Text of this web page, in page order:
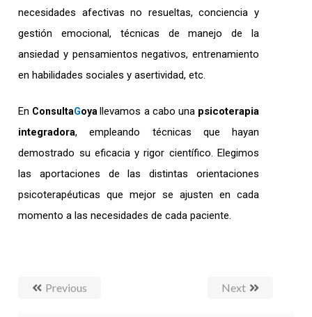
necesidades afectivas no resueltas, conciencia y
gestión emocional, técnicas de manejo de la
ansiedad y pensamientos negativos, entrenamiento
en habilidades sociales y asertividad, etc.
En ConsultaGoya llevamos a cabo una psicoterapia
integradora, empleando técnicas que hayan
demostrado su eficacia y rigor científico. Elegimos
las aportaciones de las distintas orientaciones
psicoterapéuticas que mejor se ajusten en cada
momento a las necesidades de cada paciente.
Previous Next